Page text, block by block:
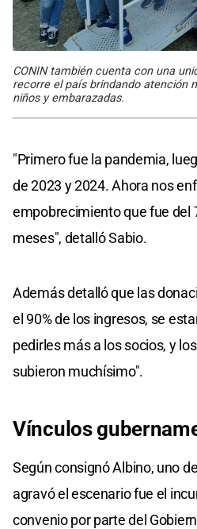
CONIN también cuenta con una
recorre el país brindando atención
niños y embarazadas.
"Primero fue la pandemia,
de 2023 y 2024. Ahora nos
empobrecimiento que fue del
meses", detalló Sabio.
Además detalló que las
el 90% de los ingresos, se
pedirles más a los socios, y
subieron muchísimo".
Vínculos
Según consignó Albino, uno
agravó el escenario fue el
convenio por parte del